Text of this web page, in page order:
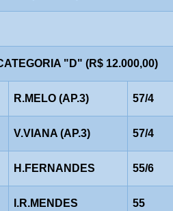
"D" (R$ 12.000,00)
R.MELO (AP.3) 57/4
V.VIANA (AP.3) 57/4
H.FERNANDES 55/6
I.R.MENDES 55